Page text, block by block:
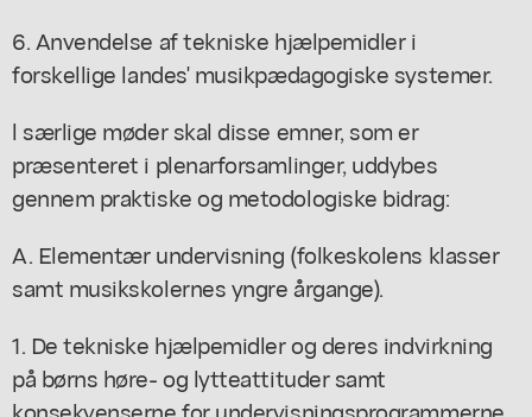
6. Anvendelse af tekniske hjælpemidler i
forskellige landes' musikpædagogiske systemer.
l særlige møder skal disse emner, som er
præsenteret i plenarforsamlinger, uddybes
gennem praktiske og metodologiske bidrag:
A. Elementær undervisning (folkeskolens klasser
samt musikskolernes yngre årgange).
1. De tekniske hjælpemidler og deres indvirkning
på børns høre- og lytteattituder samt
konsekvenserne for undervisningsprogrammerne